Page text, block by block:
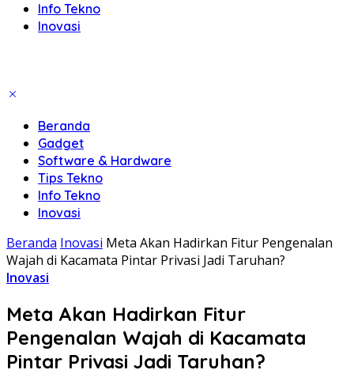
Info Tekno
Inovasi
Beranda
Gadget
Software & Hardware
Tips Tekno
Info Tekno
Inovasi
Beranda Inovasi Meta Akan Hadirkan Fitur Pengenalan
Wajah di Kacamata Pintar Privasi Jadi Taruhan?
Inovasi
Meta Akan Hadirkan Fitur
Pengenalan Wajah di Kacamata
Pintar Privasi Jadi Taruhan?